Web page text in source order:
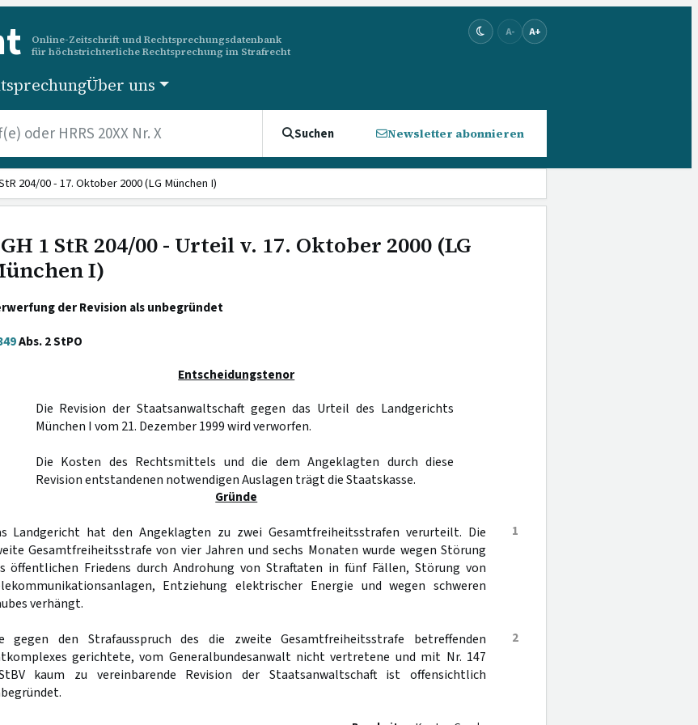
Online-Zeitschrift und Rechtsprechungsdatenbank
für höchstrichterliche Rechtsprechung im Strafrecht
A- A+
Über uns
Suchen Newsletter abonnieren
204/00 - 17. Oktober 2000 (LG München I)
1 StR 204/00 - Urteil v. 17. Oktober 2000 (LG
I)
der Revision als unbegründet
Abs. 2 StPO
Entscheidungstenor
Die Revision der Staatsanwaltschaft gegen das Urteil des Landgerichts
München I vom 21. Dezember 1999 wird verworfen.
Die Kosten des Rechtsmittels und die dem Angeklagten durch diese
Revision entstandenen notwendigen Auslagen trägt die Staatskasse.
Gründe
1
Landgericht hat den Angeklagten zu zwei Gesamtfreiheitsstrafen verurteilt. Die
Gesamtfreiheitsstrafe von vier Jahren und sechs Monaten wurde wegen Störung
öffentlichen Friedens durch Androhung von Straftaten in fünf Fällen, Störung von
Entziehung elektrischer Energie und wegen schweren
verhängt.
2
gegen den Strafausspruch des die zweite Gesamtfreiheitsstrafe betreffenden
gerichtete, vom Generalbundesanwalt nicht vertretene und mit Nr. 147
kaum zu vereinbarende Revision der Staatsanwaltschaft ist offensichtlich